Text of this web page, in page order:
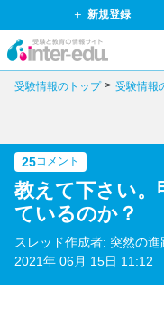
新規登録
受験情報のトップ 受験情報
25コメント
教えて下さい。
ているのか？
スレッド作成者: 突然の進
2021年 06月 15日 11:12